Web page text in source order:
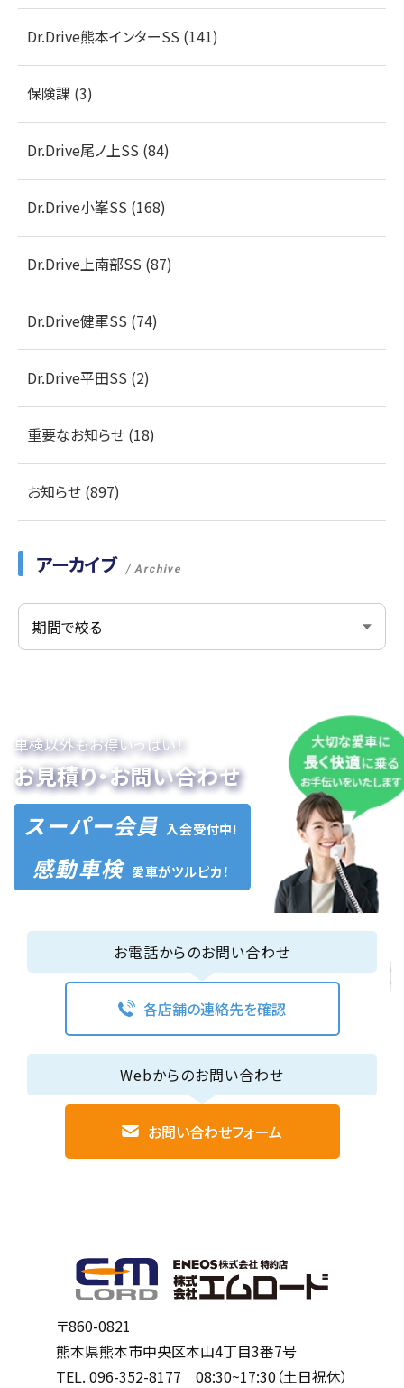
Dr.Drive熊本インターSS (141)
保険課 (3)
Dr.Drive尾ノ上SS (84)
Dr.Drive小峯SS (168)
Dr.Drive上南部SS (87)
Dr.Drive健軍SS (74)
Dr.Drive平田SS (2)
重要なお知らせ (18)
お知らせ (897)
アーカイブ Archive
車検以外もお得いっぱい！
お見積り・お問い合わせ
スーパー会員 入会受付中!
感動車検 愛車がツルピカ！
お電話からのお問い合わせ
各店舗の連絡先を確認
Webからのお問い合わせ
お問い合わせフォーム
〒860-0821
熊本県熊本市中央区本山4丁目3番7号
TEL. 096-352-8177 08:30~17:30（土日祝休）